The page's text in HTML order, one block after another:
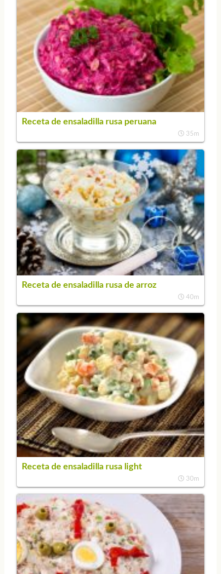
Receta de ensaladilla rusa peruana
35m
Receta de ensaladilla rusa de arroz
40m
Receta de ensaladilla rusa light
30m